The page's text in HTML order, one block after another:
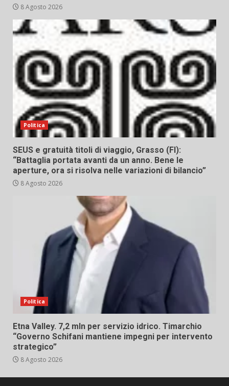
8 Agosto 2026
Politica
SEUS e gratuità titoli di viaggio, Grasso (FI):
“Battaglia portata avanti da un anno. Bene le
aperture, ora si risolva nelle variazioni di bilancio”
8 Agosto 2026
Politica
Etna Valley. 7,2 mln per servizio idrico. Timarchio
“Governo Schifani mantiene impegni per intervento
strategico”
8 Agosto 2026